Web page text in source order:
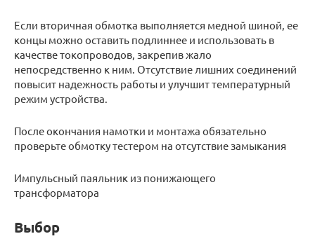
Если вторичная обмотка выполняется медной шиной, ее
концы можно оставить подлиннее и использовать в
качестве токопроводов, закрепив жало
непосредственно к ним. Отсутствие лишних соединений
повысит надежность работы и улучшит температурный
режим устройства.
После окончания намотки и монтажа обязательно
проверьте обмотку тестером на отсутствие замыкания
Импульсный паяльник из понижающего
трансформатора
Выбор